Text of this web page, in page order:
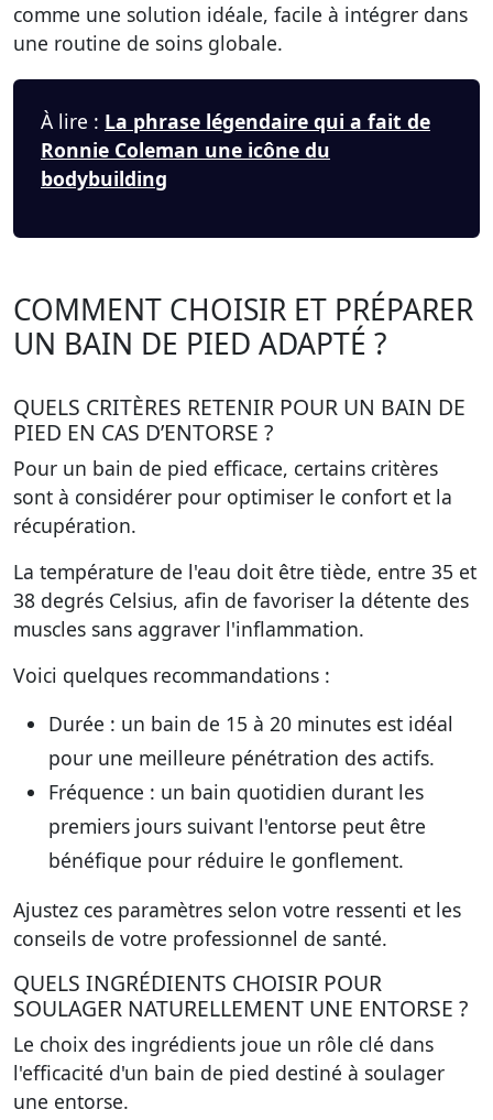
comme une solution idéale, facile à intégrer dans
une routine de soins globale.
À lire : La phrase légendaire qui a fait de
Ronnie Coleman une icône du
bodybuilding
COMMENT CHOISIR ET PRÉPARER
UN BAIN DE PIED ADAPTÉ ?
QUELS CRITÈRES RETENIR POUR UN BAIN DE
PIED EN CAS D’ENTORSE ?
Pour un bain de pied efficace, certains critères
sont à considérer pour optimiser le confort et la
récupération.
La température de l'eau doit être tiède, entre 35 et
38 degrés Celsius, afin de favoriser la détente des
muscles sans aggraver l'inflammation.
Voici quelques recommandations :
Durée : un bain de 15 à 20 minutes est idéal
pour une meilleure pénétration des actifs.
Fréquence : un bain quotidien durant les
premiers jours suivant l'entorse peut être
bénéfique pour réduire le gonflement.
Ajustez ces paramètres selon votre ressenti et les
conseils de votre professionnel de santé.
QUELS INGRÉDIENTS CHOISIR POUR
SOULAGER NATURELLEMENT UNE ENTORSE ?
Le choix des ingrédients joue un rôle clé dans
l'efficacité d'un bain de pied destiné à soulager
une entorse.